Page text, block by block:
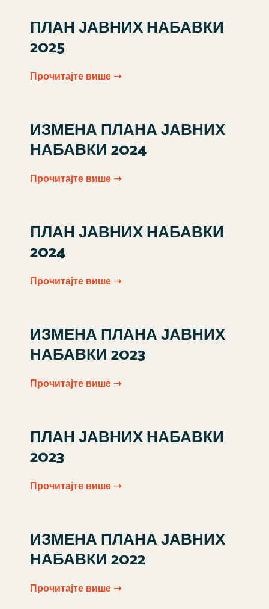
ПЛАН ЈАВНИХ НАБАВКИ
2025
Прочитајте више ➝
ИЗМЕНА ПЛАНА ЈАВНИХ
НАБАВКИ 2024
Прочитајте више ➝
ПЛАН ЈАВНИХ НАБАВКИ
2024
Прочитајте више ➝
ИЗМЕНА ПЛАНА ЈАВНИХ
НАБАВКИ 2023
Прочитајте више ➝
ПЛАН ЈАВНИХ НАБАВКИ
2023
Прочитајте више ➝
ИЗМЕНА ПЛАНА ЈАВНИХ
НАБАВКИ 2022
Прочитајте више ➝